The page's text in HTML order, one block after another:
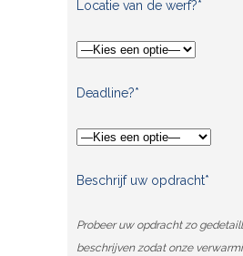
Locatie van de werf?*
Deadline?*
Beschrijf uw opdracht*
Probeer uw opdracht zo
beschrijven zodat onze